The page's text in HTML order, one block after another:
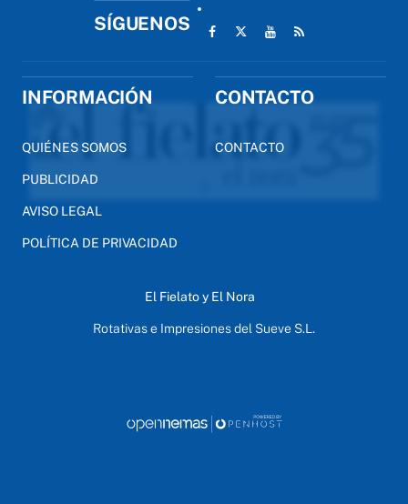
SÍGUENOS
INFORMACIÓN
QUIÉNES SOMOS
PUBLICIDAD
AVISO LEGAL
POLÍTICA DE PRIVACIDAD
CONTACTO
CONTACTO
El Fielato y El Nora
Rotativas e Impresiones del Sueve S.L.